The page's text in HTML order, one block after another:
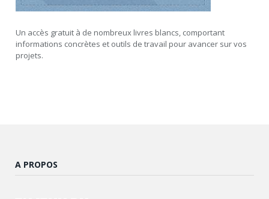
Un accès gratuit à de nombreux livres blancs, comportant
informations concrètes et outils de travail pour avancer sur vos
projets.
A PROPOS